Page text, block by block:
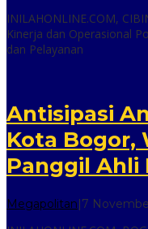
online
INILAHONLINE.COM,
Kinerja dan Operasional
dan Pelayanan
Antisipasi
Kota Bogor,
Panggil Ahli
Megapolitan|7